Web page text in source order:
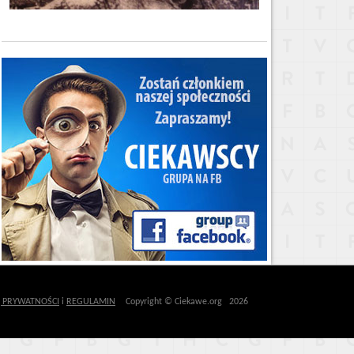
PRYWATNOŚCI i REGULAMIN Copyright © Ciekawe.org 2026